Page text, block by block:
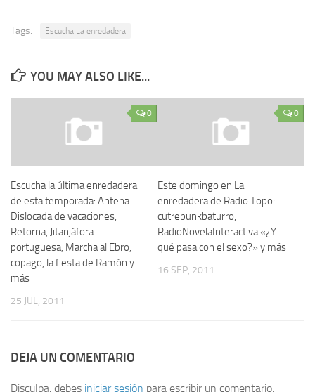
Tags: Escucha La enredadera
YOU MAY ALSO LIKE...
0
Escucha la última enredadera
de esta temporada: Antena
Dislocada de vacaciones,
Retorna, Jitanjáfora
portuguesa, Marcha al Ebro,
copago, la fiesta de Ramón y
más
25 JUL, 2011
0
Este domingo en La
enredadera de Radio Topo:
cutrepunkbaturro,
RadioNovelaInteractiva «¿Y
qué pasa con el sexo?» y más
16 SEP, 2011
DEJA UN COMENTARIO
Disculpa, debes iniciar sesión para escribir un comentario.